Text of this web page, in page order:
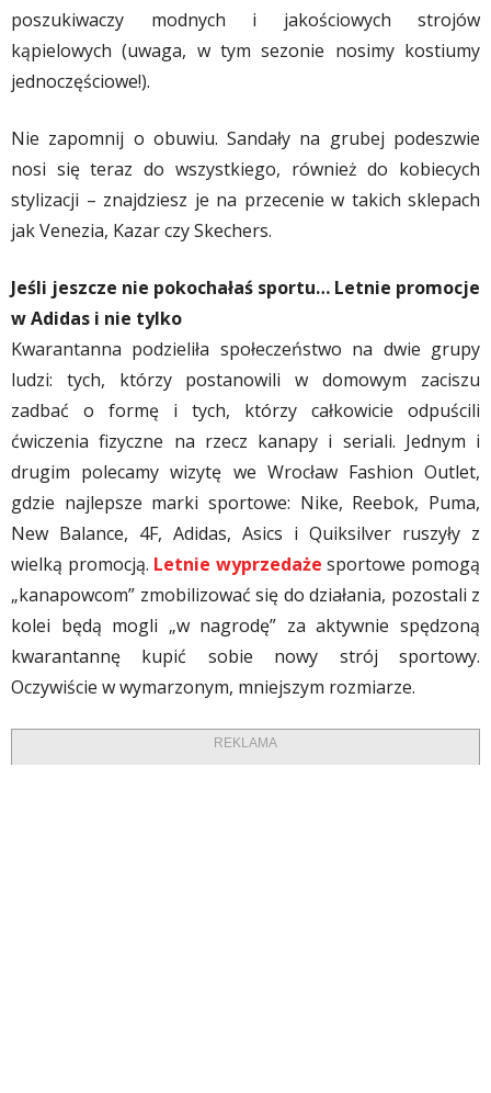
poszukiwaczy modnych i jakościowych strojów
kąpielowych (uwaga, w tym sezonie nosimy kostiumy
jednoczęściowe!).
Nie zapomnij o obuwiu. Sandały na grubej podeszwie
nosi się teraz do wszystkiego, również do kobiecych
stylizacji – znajdziesz je na przecenie w takich sklepach
jak Venezia, Kazar czy Skechers.
Jeśli jeszcze nie pokochałaś sportu… Letnie promocje
w Adidas i nie tylko
Kwarantanna podzieliła społeczeństwo na dwie grupy
ludzi: tych, którzy postanowili w domowym zaciszu
zadbać o formę i tych, którzy całkowicie odpuścili
ćwiczenia fizyczne na rzecz kanapy i seriali. Jednym i
drugim polecamy wizytę we Wrocław Fashion Outlet,
gdzie najlepsze marki sportowe: Nike, Reebok, Puma,
New Balance, 4F, Adidas, Asics i Quiksilver ruszyły z
wielką promocją. Letnie wyprzedaże sportowe pomogą
„kanapowcom” zmobilizować się do działania, pozostali z
kolei będą mogli „w nagrodę” za aktywnie spędzoną
kwarantannę kupić sobie nowy strój sportowy.
Oczywiście w wymarzonym, mniejszym rozmiarze.
REKLAMA